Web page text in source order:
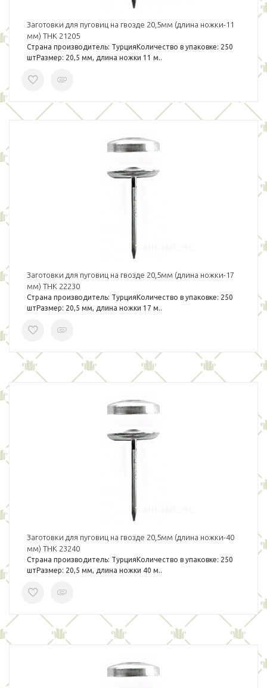
Заготовки для пуговиц на гвозде 20,5мм (длина ножки-11
мм) THK 21205
Страна производитель: ТурцияКоличество в упаковке: 250
штРазмер: 20,5 мм, длина ножки 11 м..
Заготовки для пуговиц на гвозде 20,5мм (длина ножки-17
мм) THK 22230
Страна производитель: ТурцияКоличество в упаковке: 250
штРазмер: 20,5 мм, длина ножки 17 м..
Заготовки для пуговиц на гвозде 20,5мм (длина ножки-40
мм) THK 23240
Страна производитель: ТурцияКоличество в упаковке: 250
штРазмер: 20,5 мм, длина ножки 40 м..